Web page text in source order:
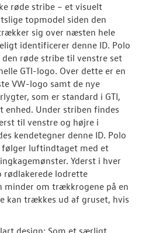
røde stribe – et visuelt
topmodel siden den
sig over næsten hele
identificerer denne ID. Polo
den røde stribe til venstre set
GTI-logo. Over dette er en
VW-logo samt de nye
som er standard i GTI,
enhed. Under striben findes
til venstre og højre i
kendetegner denne ID. Polo
følger luftindtaget med et
Yderst i hver
rødlakerede lodrette
minder om trækkrogene på en
kan trækkes ud af gruset, hvis